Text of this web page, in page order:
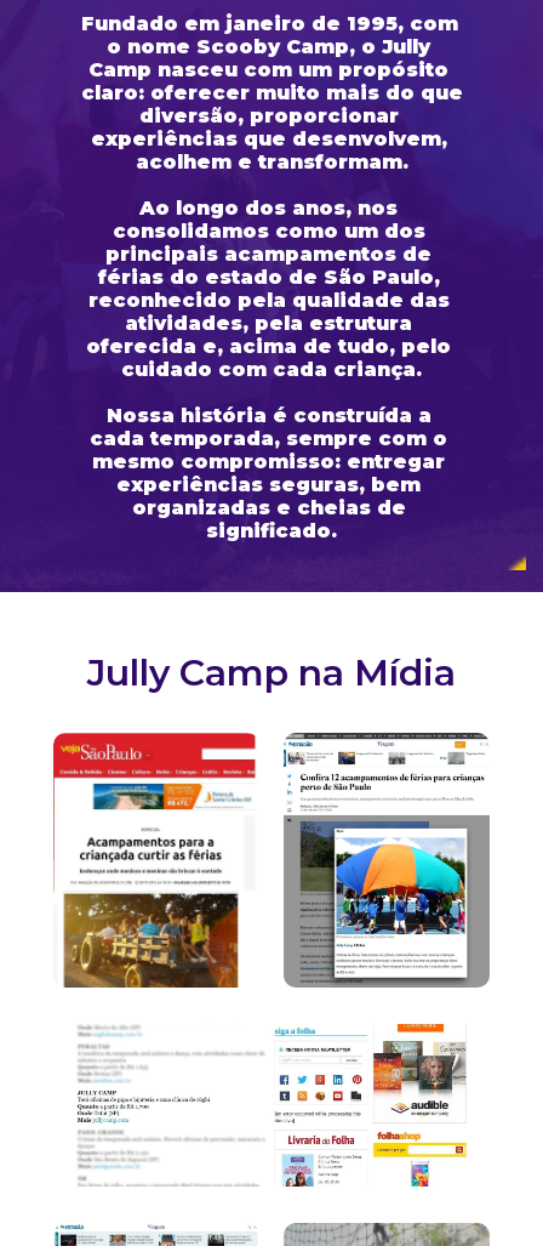
Fundado em janeiro de 1995, com
o nome Scooby Camp, o Jully
Camp nasceu com um propósito
claro: oferecer muito mais do que
diversão, proporcionar
experiências que desenvolvem,
acolhem e transformam.
Ao longo dos anos, nos
consolidamos como um dos
principais acampamentos de
férias do estado de São Paulo,
reconhecido pela qualidade das
atividades, pela estrutura
oferecida e, acima de tudo, pelo
cuidado com cada criança.
Nossa história é construída a
cada temporada, sempre com o
mesmo compromisso: entregar
experiências seguras, bem
organizadas e cheias de
significado.
Jully Camp na Mídia